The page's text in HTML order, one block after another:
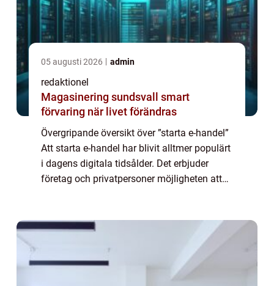
05 augusti 2026 admin
redaktionel
Magasinering sundsvall smart
förvaring när livet förändras
Övergripande översikt över ”starta e-handel”
Att starta e-handel har blivit alltmer populärt
i dagens digitala tidsålder. Det erbjuder
företag och privatpersoner möjligheten att